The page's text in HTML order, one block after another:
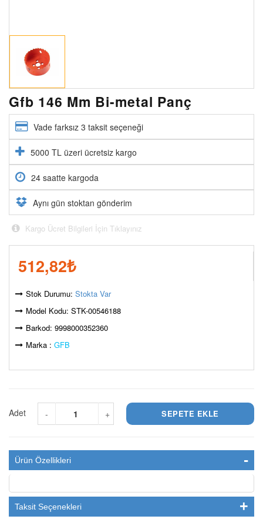
Gfb 146 Mm Bi-metal Panç
Vade farksız 3 taksit seçeneği
5000 TL üzeri ücretsiz kargo
24 saatte kargoda
Aynı gün stoktan gönderim
Kargo Ücret Bilgileri İçin Tıklayınız
512,82₺
Stok Durumu: Stokta Var
Model Kodu: STK-00546188
Barkod: 9998000352360
Marka : GFB
Adet +
-
Ürün Özellikleri
Taksit Seçenekleri